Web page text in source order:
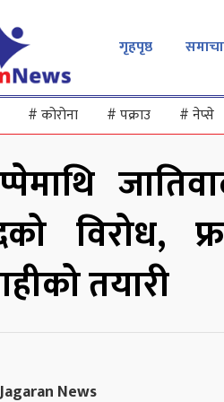
गृहपृष्ठ
#कोरोना #पक्राउ #नेप्से
विरोध,
तयारी
Jagaran News